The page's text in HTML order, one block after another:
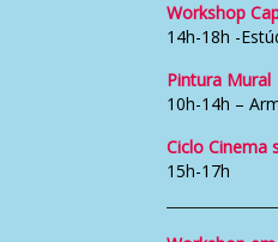
Workshop
14h-18h -
Pintura Mural
10h-14h –
Ciclo Cinema
15h-17h